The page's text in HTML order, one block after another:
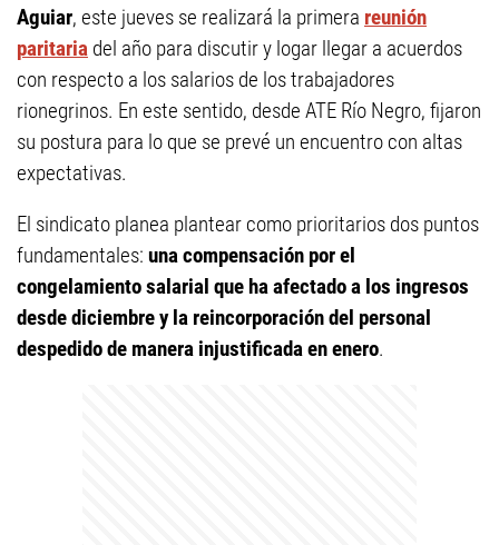
Aguiar, este jueves se realizará la primera reunión
paritaria del año para discutir y logar llegar a acuerdos
con respecto a los salarios de los trabajadores
rionegrinos. En este sentido, desde ATE Río Negro, fijaron
su postura para lo que se prevé un encuentro con altas
expectativas.
El sindicato planea plantear como prioritarios dos puntos
fundamentales: una compensación por el
congelamiento salarial que ha afectado a los ingresos
desde diciembre y la reincorporación del personal
despedido de manera injustificada en enero.